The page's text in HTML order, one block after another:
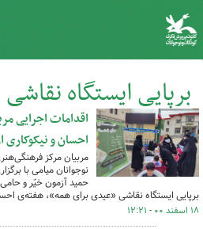
برپایی ایستگاه نقاشی
کل اخبار:63
اقدامات اجرایی
احسان و نیکوکاری
مربیان مرکز
نوجوانان میامی با
حمید آزمون خیّر و
برپایی ایستگاه نقاشی «عیدی برای همه»، هفته‌ی
۱۸ اسفند ۰۰ - ۱۲:۲۱